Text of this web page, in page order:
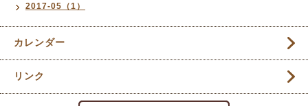
2017-05（1）
カレンダー
リンク